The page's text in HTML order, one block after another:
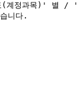
정과목)' 별 / '
니다.